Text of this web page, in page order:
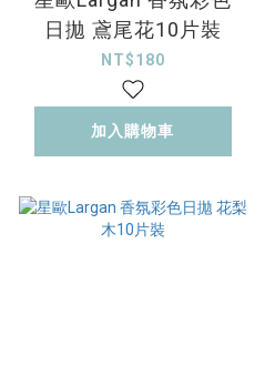
日拋 鳶尾花10片裝
NT$180
加入購物車